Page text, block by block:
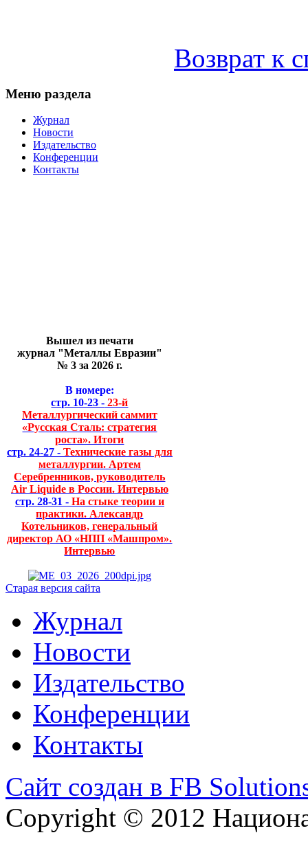
Возврат к
Меню раздела
Журнал
Новости
Издательство
Конференции
Контакты
Вышел из печати
журнал "Металлы Евразии"
№ 3 за 2026 г.
В номере:
стр. 10-23 - 23-й
Металлургический саммит
«Русская Сталь: стратегия
роста». Итоги
стр. 24-27 - Технические газы для
металлургии. Артем
Серебренников, руководитель
Air Liquide в России. Интервью
стр. 28-31 - На стыке теории и
практики. Александр
Котельников, генеральный
директор АО «НПП «Машпром».
Интервью
Старая версия сайта
Журнал
Новости
Издательство
Конференции
Контакты
Сайт создан в FB
Copyright © 2012